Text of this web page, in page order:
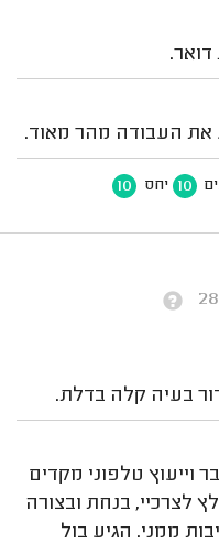
את העבודה מהר מאוד.
10 יחס 10
בעיה קלה בדלת.
וייעוץ טלפוני מקדים
לצרכיי, בנחת ובצורה
ממני. הגיע בול